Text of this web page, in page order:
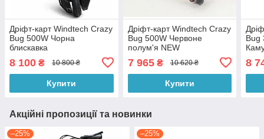
Дріфт-карт Windtech Crazy
Bug 500W Чорна
блискавка
8 100 ₴ 10 800 ₴
Купити
Дріфт-карт Windtech Crazy
Bug 500W Червоне
полум'я NEW
7 965₴ 10 620 ₴
Купити
Bug
8
Акційні пропозиції та новинки
–25% –25%